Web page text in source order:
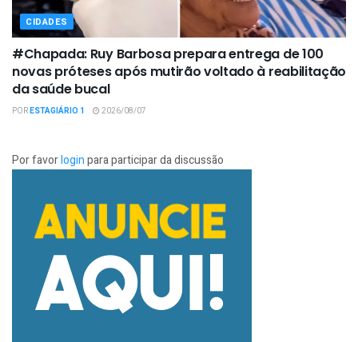
CIDADES
#Chapada: Ruy Barbosa prepara entrega de 100
novas próteses após mutirão voltado à reabilitação
da saúde bucal
PORESTAGIÁRIO 1 2026/08/07
Por favorloginpara participar da discussão